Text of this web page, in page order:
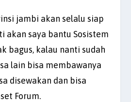
jambi akan selalu siap
akan saya bantu Sosistem
bagus, kalau nanti sudah
lain bisa membawanya
disewakan dan bisa
Forum.